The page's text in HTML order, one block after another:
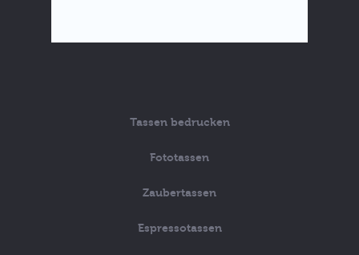
Tassen bedrucken
Fototassen
Zaubertassen
Espressotassen